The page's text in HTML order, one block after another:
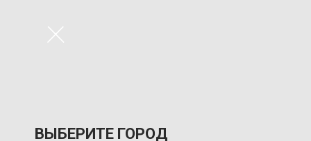
×
ВЫБЕРИТЕ ГОРОД